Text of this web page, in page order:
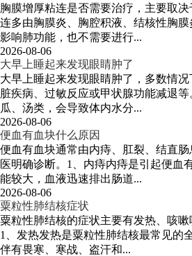
胸膜增厚粘连是否需要治疗，主要取
连多由胸膜炎、胸腔积液、结核性胸
影响肺功能，也不需要进行...
2026-08-06
大早上睡起来发现眼睛肿了
大早上睡起来发现眼睛肿了，多数情
脏疾病、过敏反应或甲状腺功能减退
瓜、汤类，会导致体内水分...
2026-08-06
便血有血块什么原因
便血有血块通常由内痔、肛裂、结直
医明确诊断。1、内痔内痔是引起便血
能较大，血液迅速排出肠道...
2026-08-06
粟粒性肺结核症状
粟粒性肺结核的症状主要有发热、咳
1、发热发热是粟粒性肺结核最常见的
伴有畏寒、寒战、盗汗和...